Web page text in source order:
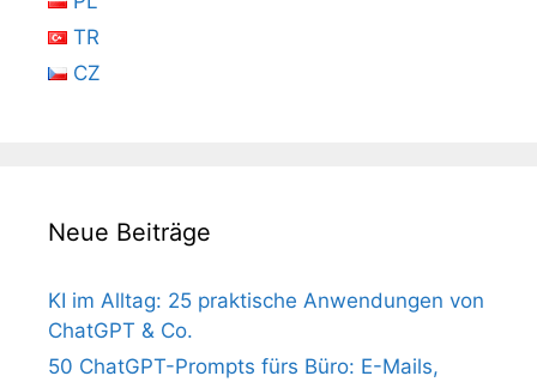
TR
CZ
Neue Beiträge
KI im Alltag: 25 praktische Anwendungen von
ChatGPT & Co.
50 ChatGPT-Prompts fürs Büro: E-Mails,